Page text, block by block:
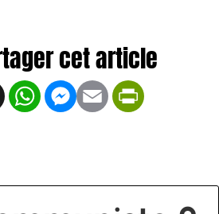
X WhatsApp
Messenger
Email